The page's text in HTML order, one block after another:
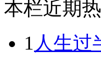
本栏近期
1 人生过